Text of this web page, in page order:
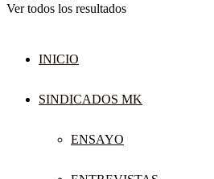
Ver todos los resultados
INICIO
SINDICADOS MK
ENSAYO